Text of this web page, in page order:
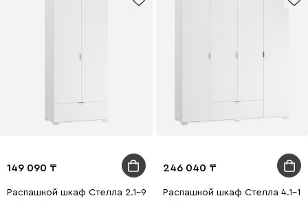
149 090
Распашной шкаф Стелла 2.1-90x200 Белый
246 040
Распашной шкаф Стелла 4.1-